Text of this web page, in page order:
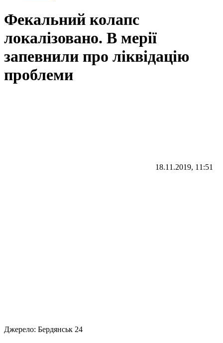
Фекальний колапс
локалізовано. В мерії
запевнили про ліквідацію
проблеми
18.11.2019, 11:51
Джерело: Бердянськ 24